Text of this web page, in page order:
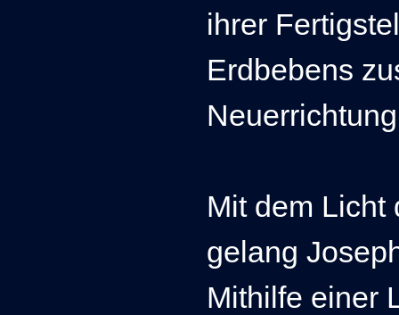
ihrer
Erdbebens
Mit dem Licht
gelang J
Mithilfe einer